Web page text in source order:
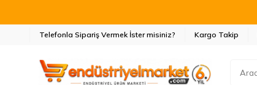
Telefonla Sipariş Vermek İster misiniz? Kargo Takip